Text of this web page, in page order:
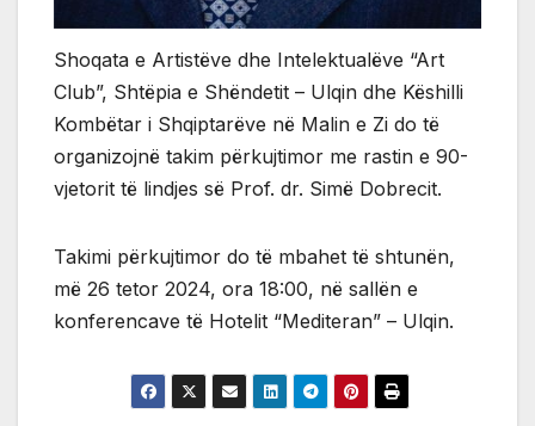
Shoqata e Artistëve dhe Intelektualëve “Art
Club”, Shtëpia e Shëndetit – Ulqin dhe Këshilli
Kombëtar i Shqiptarëve në Malin e Zi do të
organizojnë takim përkujtimor me rastin e 90-
vjetorit të lindjes së Prof. dr. Simë Dobrecit.
Takimi përkujtimor do të mbahet të shtunën,
më 26 tetor 2024, ora 18:00, në sallën e
konferencave të Hotelit “Mediteran” – Ulqin.